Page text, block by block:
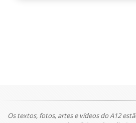
Os textos, fotos, artes e vídeos do A12